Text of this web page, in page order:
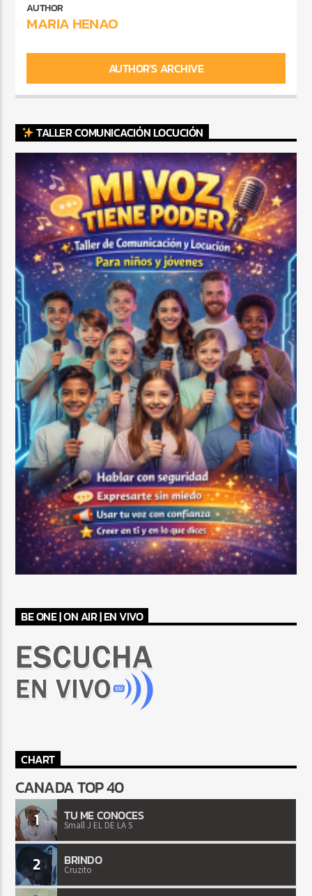
AUTHOR
MARIA HENAO
AUTHOR'S ARCHIVE
TALLER COMUNICACIÓN LOCUCIÓN
BE ONE | ON AIR | EN VIVO
CHART
CANADA TOP 40
1 TU ME CONOCES
Small J EL DE LA S
2 BRINDO
Cruzito